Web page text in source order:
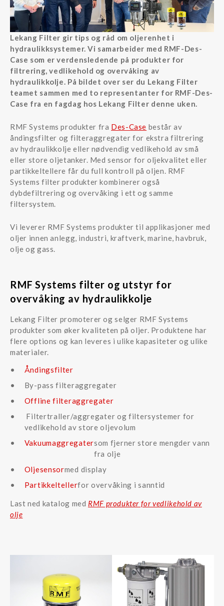
Lekang Filter gir tips og råd om oljerenhet i
hydraulikksystemer. Vi samarbeider med RMF-Des-
Case som er verdensledende på produkter for
filtrering, vedlikehold og overvåking av
hydraulikkolje. På bildet over ser du Lekang Filter
teamet sammen med to representanter for RMF-Des-
Case fra en fagdag hos Lekang Filter denne uken.
RMF Systems produkter fra Des-Case består av
åndingsfilter og filteraggregater for ekstra filtrering
av hydraulikkolje eller nødvendig vedlikehold av små
eller store oljetanker. Med sensor for oljekvalitet eller
partikkeltellere får du full kontroll på oljen. RMF
Systems filter produkter kombinerer også
dybdefiltrering og overvåking i ett og samme
filtersystem.
Vi leverer RMF Systems produkter til applikasjoner med
oljer innen anlegg, industri, kraftverk, marine, havbruk,
olje og gass.
RMF Systems filter og utstyr for
overvåking av hydraulikkolje
Lekang Filter promoterer og selger RMF Systems
produkter som øker kvaliteten på oljer. Produktene har
flere options og kan leveres i ulike kapasiteter og ulike
materialer.
Åndingsfilter
By-pass filteraggregater
Offline filteraggregater
Filtertraller/aggregater og filtersystemer for
vedlikehold av store oljevolum
Vakuumaggregatersom fjerner store mengder vann
fra olje
Oljesensormed display
Partikkeltellerfor overvåking i sanntid
Last ned katalog med RMF produkter for vedlikehold av
olje